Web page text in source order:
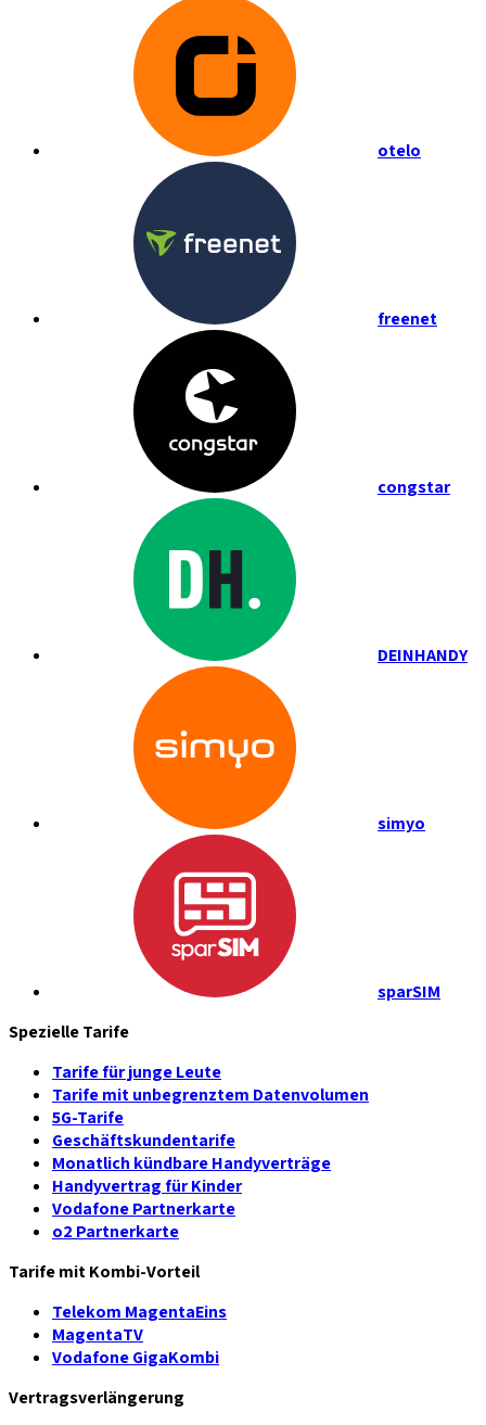
otelo
freenet
congstar
DEINHANDY
simyo
sparSIM
Spezielle Tarife
Tarife für junge Leute
Tarife mit unbegrenztem Datenvolumen
5G-Tarife
Geschäftskundentarife
Monatlich kündbare Handyverträge
Handyvertrag für Kinder
Vodafone Partnerkarte
o2 Partnerkarte
Tarife mit Kombi-Vorteil
Telekom MagentaEins
MagentaTV
Vodafone GigaKombi
Vertragsverlängerung